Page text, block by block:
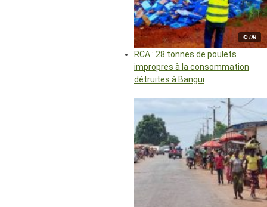
© DR
RCA : 28 tonnes de poulets
impropres à la consommation
détruites à Bangui